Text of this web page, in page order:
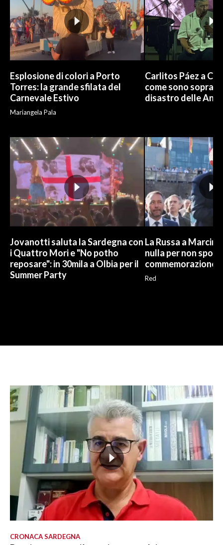
Esplosione di colori a Porto
Torres: la grande sfilata del
Carnevale Estivo
Mariangela Pala
Carlitos Páez a
come sono
disastro delle
Jovanotti saluta la Sardegna con
i Quattro Mori e "No potho
reposare": in 30mila a Olbia per il
Summer Party
La Russa a
nulla per non
commemorazione
Red
CRONACA SARDEGNA